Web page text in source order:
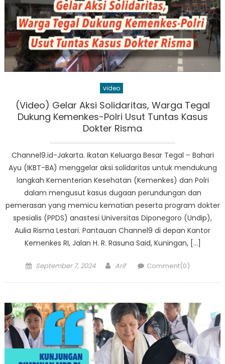
video
(Video) Gelar Aksi Solidaritas, Warga Tegal
Dukung Kemenkes-Polri Usut Tuntas Kasus
Dokter Risma
Channel9.id-Jakarta. Ikatan Keluarga Besar Tegal – Bahari
Ayu (IKBT-BA) menggelar aksi solidaritas untuk mendukung
langkah Kementerian Kesehatan (Kemenkes) dan Polri
dalam mengusut kasus dugaan perundungan dan
pemerasan yang memicu kematian peserta program dokter
spesialis (PPDS) anastesi Universitas Diponegoro (Undip),
Aulia Risma Lestari. Pantauan Channel9 di depan Kantor
Kemenkes RI, Jalan H. R. Rasuna Said, Kuningan, […]
Posted
September 7, 2024 Author
Arif Comment(0)